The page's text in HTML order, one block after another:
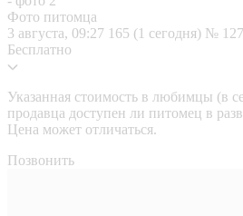
Фото питомца
3 августа, 09:27 165 (1 сегодня) №
Бесплатно
Указанная стоимость в любимцы (в
продавца доступен ли питомец в
Цена может отличаться.
Позвонить